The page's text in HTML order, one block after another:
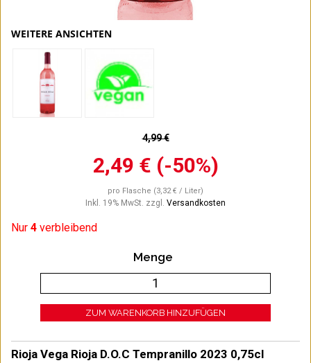
WEITERE ANSICHTEN
4,99 €
2,49 € (-50%)
pro Flasche (3,32 € / Liter)
Inkl. 19% MwSt. zzgl. Versandkosten
Nur 4 verbleibend
Menge
ZUM WARENKORB HINZUFÜGEN
Rioja Vega Rioja D.O.C Tempranillo 2023 0,75cl